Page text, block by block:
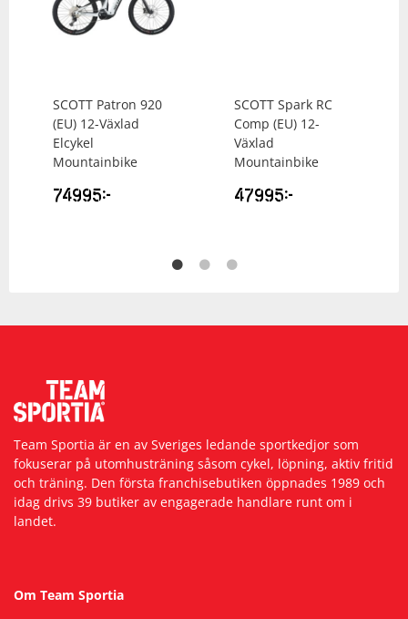
SCOTT Patron 920
(EU) 12-Växlad
Elcykel
Mountainbike
74995kr
SCOTT Spark RC
Comp (EU) 12-
Växlad
Mountainbike
47995kr
Team Sportia är en av Sveriges ledande sportkedjor som
fokuserar på utomhusträning såsom cykel, löpning, aktiv fritid
och träning. Den första franchisebutiken öppnades 1989 och
idag drivs 39 butiker av engagerade handlare runt om i
landet.
Om Team Sportia